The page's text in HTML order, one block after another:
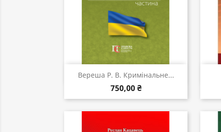
Вереша Р. В. Кримінальне...
750,00 ₴
Швидкий перегляд